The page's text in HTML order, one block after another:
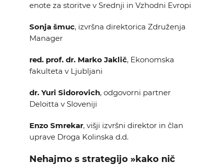
enote za storitve v Srednji in Vzhodni Evropi
Sonja šmuc, izvršna direktorica Združenja
Manager
red. prof. dr. Marko Jaklič, Ekonomska
fakulteta v Ljubljani
dr. Yuri Sidorovich, odgovorni partner
Deloitta v Sloveniji
Enzo Smrekar, višji izvršni direktor in član
uprave Droga Kolinska d.d.
Nehajmo s strategijo »kako nič